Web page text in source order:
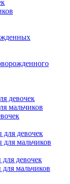
девочек
мальчиков
девочек
мальчиков
девочек
мальчиков